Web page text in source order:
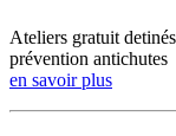
Ateliers gratuit
prévention antichutes
en savoir plus